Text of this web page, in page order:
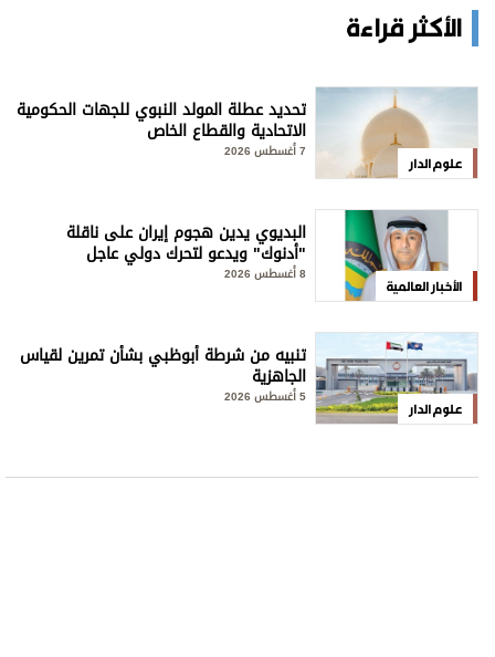
الأكثر قراءة
علوم الدار
تحديد عطلة المولد النبوي للجهات الحكومية
الاتحادية والقطاع الخاص
الأخبار العالمية
البديوي يدين هجوم إيران على ناقلة
"أدنوك" ويدعو لتحرك دولي عاجل
8 أغسطس 2026
علوم الدار
تنبيه من شرطة أبوظبي بشأن تمرين لقياس
الجاهزية
5 أغسطس 2026